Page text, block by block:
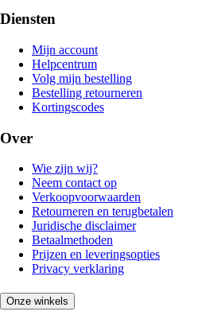
Diensten
Mijn account
Helpcentrum
Volg mijn bestelling
Bestelling retourneren
Kortingscodes
Over
Wie zijn wij?
Neem contact op
Verkoopvoorwaarden
Retourneren en terugbetalen
Juridische disclaimer
Betaalmethoden
Prijzen en leveringsopties
Privacy verklaring
Onze winkels